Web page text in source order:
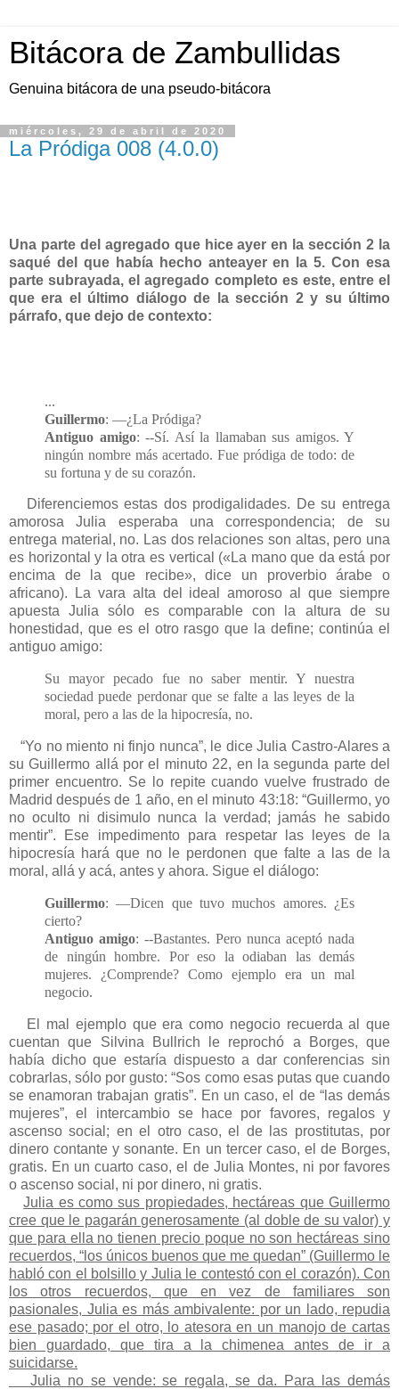
Bitácora de Zambullidas
Genuina bitácora de una pseudo-bitácora
miércoles, 29 de abril de 2020
La Pródiga 008 (4.0.0)
Una parte del agregado que hice ayer en la sección 2 la
saqué del que había hecho anteayer en la 5. Con esa
parte subrayada, el agregado completo es este, entre el
que era el último diálogo de la sección 2 y su último
párrafo, que dejo de contexto:
...
Guillermo: —¿La Pródiga?
Antiguo amigo: --Sí. Así la llamaban sus amigos. Y
ningún nombre más acertado. Fue pródiga de todo: de
su fortuna y de su corazón.
Diferenciemos estas dos prodigalidades. De su entrega
amorosa Julia esperaba una correspondencia; de su
entrega material, no. Las dos relaciones son altas, pero una
es horizontal y la otra es vertical («La mano que da está por
encima de la que recibe», dice un proverbio árabe o
africano). La vara alta del ideal amoroso al que siempre
apuesta Julia sólo es comparable con la altura de su
honestidad, que es el otro rasgo que la define; continúa el
antiguo amigo:
Su mayor pecado fue no saber mentir. Y nuestra
sociedad puede perdonar que se falte a las leyes de la
moral, pero a las de la hipocresía, no.
“Yo no miento ni finjo nunca”, le dice Julia Castro-Alares a
su Guillermo allá por el minuto 22, en la segunda parte del
primer encuentro. Se lo repite cuando vuelve frustrado de
Madrid después de 1 año, en el minuto 43:18: “Guillermo, yo
no oculto ni disimulo nunca la verdad; jamás he sabido
mentir”. Ese impedimento para respetar las leyes de la
hipocresía hará que no le perdonen que falte a las de la
moral, allá y acá, antes y ahora. Sigue el diálogo:
Guillermo: —Dicen que tuvo muchos amores. ¿Es
cierto?
Antiguo amigo: --Bastantes. Pero nunca aceptó nada
de ningún hombre. Por eso la odiaban las demás
mujeres. ¿Comprende? Como ejemplo era un mal
negocio.
El mal ejemplo que era como negocio recuerda al que
cuentan que Silvina Bullrich le reprochó a Borges, que
había dicho que estaría dispuesto a dar conferencias sin
cobrarlas, sólo por gusto: “Sos como esas putas que cuando
se enamoran trabajan gratis”. En un caso, el de “las demás
mujeres”, el intercambio se hace por favores, regalos y
ascenso social; en el otro caso, el de las prostitutas, por
dinero contante y sonante. En un tercer caso, el de Borges,
gratis. En un cuarto caso, el de Julia Montes, ni por favores
o ascenso social, ni por dinero, ni gratis.
Julia es como sus propiedades, hectáreas que Guillermo
cree que le pagarán generosamente (al doble de su valor) y
que para ella no tienen precio poque no son hectáreas sino
recuerdos, “los únicos buenos que me quedan” (Guillermo le
habló con el bolsillo y Julia le contestó con el corazón). Con
los otros recuerdos, que en vez de familiares son
pasionales, Julia es más ambivalente: por un lado, repudia
ese pasado; por el otro, lo atesora en un manojo de cartas
bien guardado, que tira a la chimenea antes de ir a
suicidarse.
Julia no se vende: se regala, se da. Para las demás